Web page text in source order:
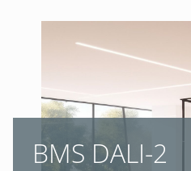
BMS DALI-2